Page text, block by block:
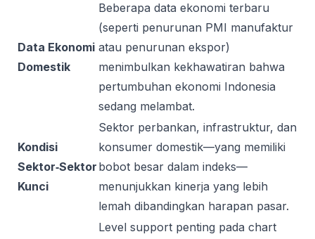
Data Ekonomi
Domestik
Beberapa data ekonomi terbaru
(seperti penurunan PMI manufaktur
atau penurunan ekspor)
menimbulkan kekhawatiran bahwa
pertumbuhan ekonomi Indonesia
sedang melambat.
Kondisi
Sektor‑Sektor
Kunci
Sektor perbankan, infrastruktur, dan
konsumer domestik—yang memiliki
bobot besar dalam indeks—
menunjukkan kinerja yang lebih
lemah dibandingkan harapan pasar.
Level support penting pada chart